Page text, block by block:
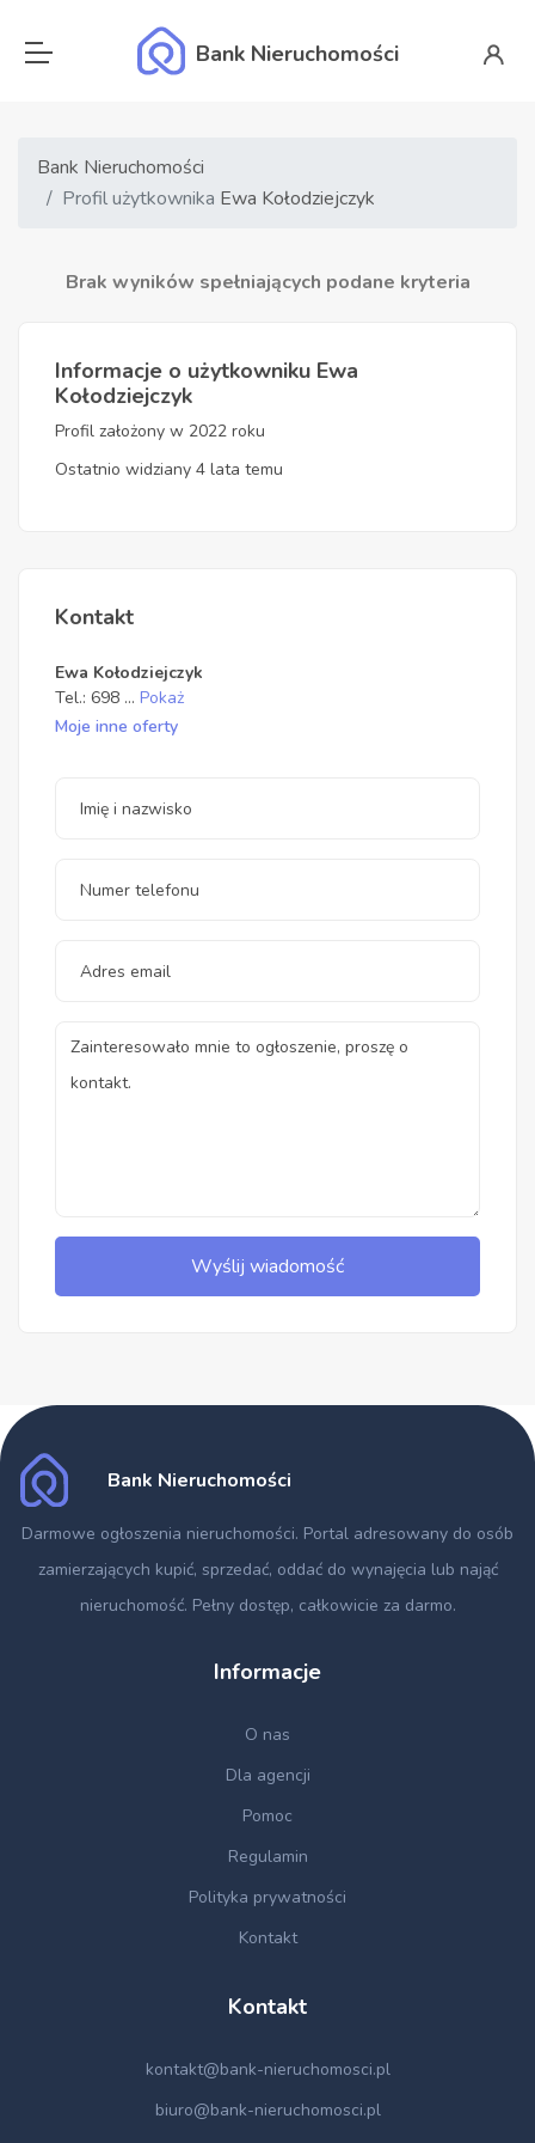
Bank Nieruchomości
Bank Nieruchomości
Profil użytkownika Ewa Kołodziejczyk
Brak wyników spełniających podane kryteria
Informacje o użytkowniku Ewa
Kołodziejczyk
Profil założony w 2022 roku
Ostatnio widziany 4 lata temu
Kontakt
Ewa Kołodziejczyk
Tel.: 698 ... Pokaż
Moje inne oferty
Wyślij wiadomość
Bank Nieruchomości
Darmowe ogłoszenia nieruchomości. Portal adresowany do osób
zamierzających kupić, sprzedać, oddać do wynajęcia lub nająć
nieruchomość. Pełny dostęp, całkowicie za darmo.
Informacje
O nas
Dla agencji
Pomoc
Regulamin
Polityka prywatności
Kontakt
Kontakt
kontakt@bank-nieruchomosci.pl
biuro@bank-nieruchomosci.pl